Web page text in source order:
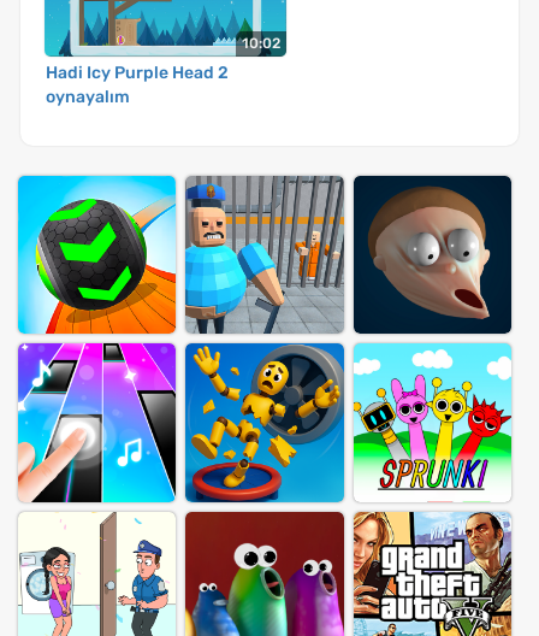
10:02
Hadi Icy Purple Head 2
oynayalım